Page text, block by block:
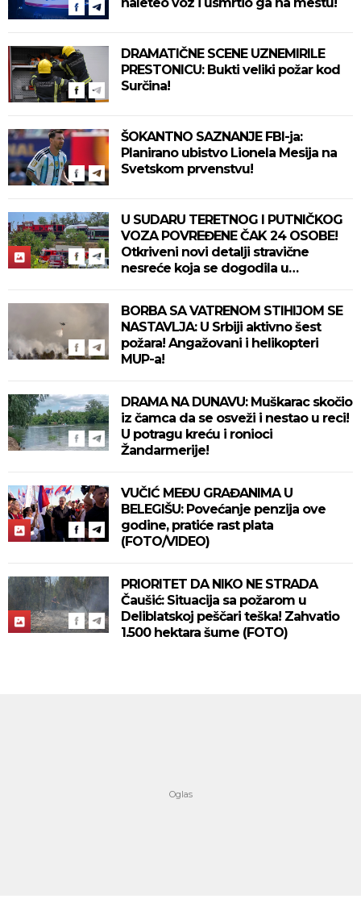
DRAMATIČNE SCENE UZNEMIRILE
PRESTONICU: Bukti veliki požar kod
Surčina!
ŠOKANTNO SAZNANJE FBI-ja:
Planirano ubistvo Lionela Mesija na
Svetskom prvenstvu!
U SUDARU TERETNOG I PUTNIČKOG
VOZA POVREĐENE ČAK 24 OSOBE!
Otkriveni novi detalji stravične
nesreće koja se dogodila u
BORBA SA VATRENOM STIHIJOM SE
NASTAVLJA: U Srbiji aktivno šest
požara! Angažovani i helikopteri
MUP-a!
DRAMA NA DUNAVU: Muškarac skočio
iz čamca da se osveži i nestao u reci!
U potragu kreću i ronioci
Žandarmerije!
VUČIĆ MEĐU GRAĐANIMA U
BELEGIŠU: Povećanje penzija ove
godine, pratiće rast plata
(FOTO/VIDEO)
PRIORITET DA NIKO NE STRADA
Čaušić: Situacija sa požarom u
Deliblatskoj peščari teška! Zahvatio
1.500 hektara šume (FOTO)